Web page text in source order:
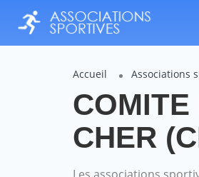
Accueil Associations
CHER